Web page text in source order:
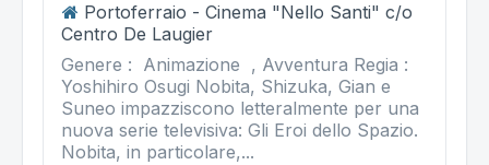
Portoferraio - Cinema "Nello Santi" c/o
Centro De Laugier
Genere : Animazione , Avventura Regia :
Yoshihiro Osugi Nobita, Shizuka, Gian e
Suneo impazziscono letteralmente per una
nuova serie televisiva: Gli Eroi dello Spazio.
Nobita, in particolare,...